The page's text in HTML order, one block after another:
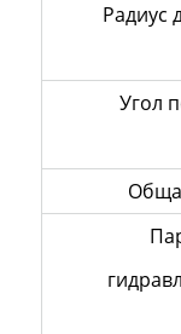
Радиус
Угол